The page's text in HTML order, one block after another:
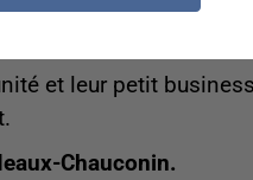
650 cartouches de
et leur petit business
Chauconin.